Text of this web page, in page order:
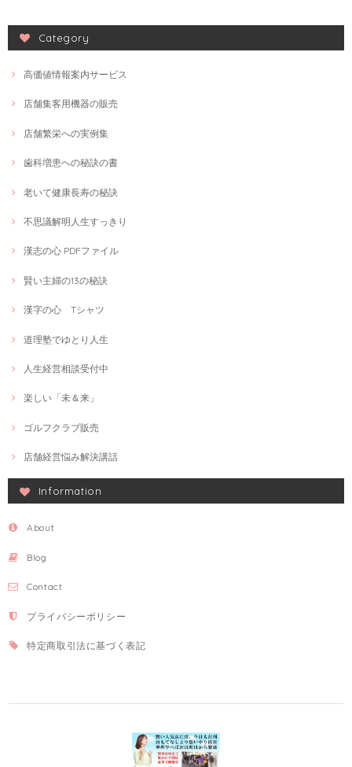
Category
高価値情報案内サービス
店舗集客用機器の販売
店舗繁栄への実例集
歯科増患への秘訣の書
老いて健康長寿の秘訣
不思議解明人生すっきり
漢志の心 PDFファイル
賢い主婦の13の秘訣
漢字の心 Tシャツ
道理塾でゆとり人生
人生経営相談受付中
楽しい「未＆来」
ゴルフクラブ販売
店舗経営悩み解決講話
Information
About
Blog
Contact
プライバシーポリシー
特定商取引法に基づく表記